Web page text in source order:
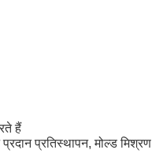
हैं
प्रतिस्थापन, मोल्ड मिश्रण